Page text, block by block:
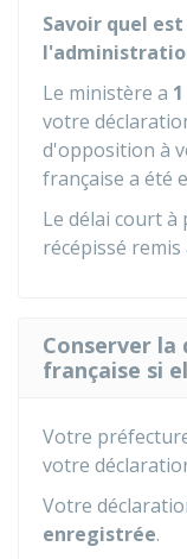
Savoir quel
Le ministère a
votre
d'opposition à
française a été
Le délai court à
récépissé
Conserver
française si
Votre
votre
Votre
enregistrée.